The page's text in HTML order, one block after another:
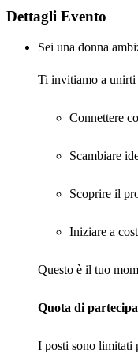
Dettagli Evento
Sei una donna
Ti invitiamo a unirti
Connettere
Scambiare
Scoprire il
Iniziare a
Questo è il tuo
Quota di
I posti sono limitati